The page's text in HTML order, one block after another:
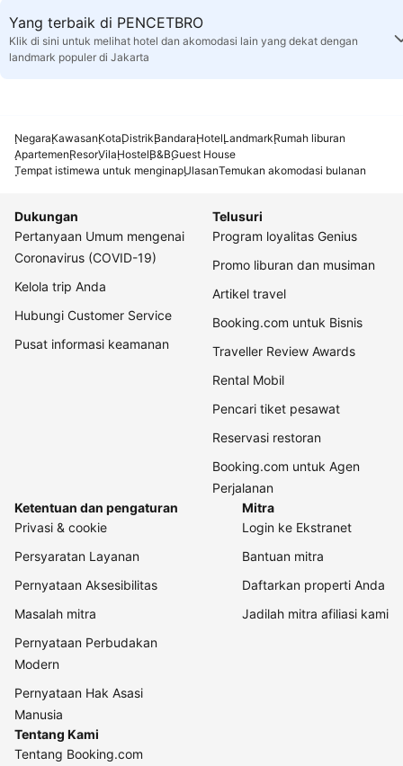
Yang terbaik di PENCETBRO
Klik di sini untuk melihat hotel dan akomodasi lain yang dekat dengan
landmark populer di Jakarta
NegaraKawasanKotaDistrikBandaraHotelLandmarkRumah liburan
ApartemenResorVilaHostelB&BGuest House
Tempat istimewa untuk menginapUlasanTemukan akomodasi bulanan
Dukungan
Pertanyaan Umum mengenai
Coronavirus (COVID-19)
Kelola trip Anda
Hubungi Customer Service
Pusat informasi keamanan
Telusuri
Program loyalitas Genius
Promo liburan dan musiman
Artikel travel
Booking.com untuk Bisnis
Traveller Review Awards
Rental Mobil
Pencari tiket pesawat
Reservasi restoran
Booking.com untuk Agen
Perjalanan
Ketentuan dan pengaturan
Privasi & cookie
Persyaratan Layanan
Pernyataan Aksesibilitas
Masalah mitra
Pernyataan Perbudakan
Modern
Pernyataan Hak Asasi
Manusia
Mitra
Login ke Ekstranet
Bantuan mitra
Daftarkan properti Anda
Jadilah mitra afiliasi kami
Tentang Kami
Tentang Booking.com